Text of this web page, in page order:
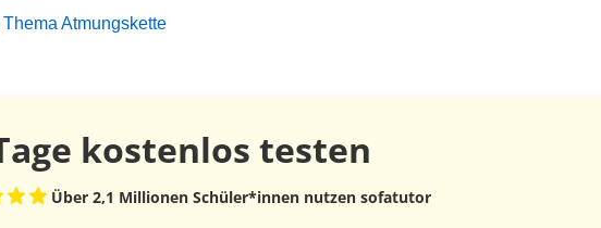
Atmungskette
kostenlos testen
Über 2,1 Millionen Schüler*innen nutzen sofatutor